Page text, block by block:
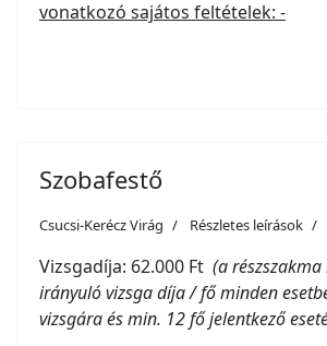
vonatkozó sajátos feltételek: -
Szobafestő
Csucsi-Kerécz Virág Részletes leírások
Vizsgadíja: 62.000 Ft (a részszakma
irányuló vizsga díja / fő minden
vizsgára és min. 12 fő jelentkező